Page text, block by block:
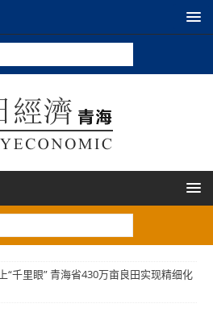
“千里眼” 青海省430万亩良田实现精细化